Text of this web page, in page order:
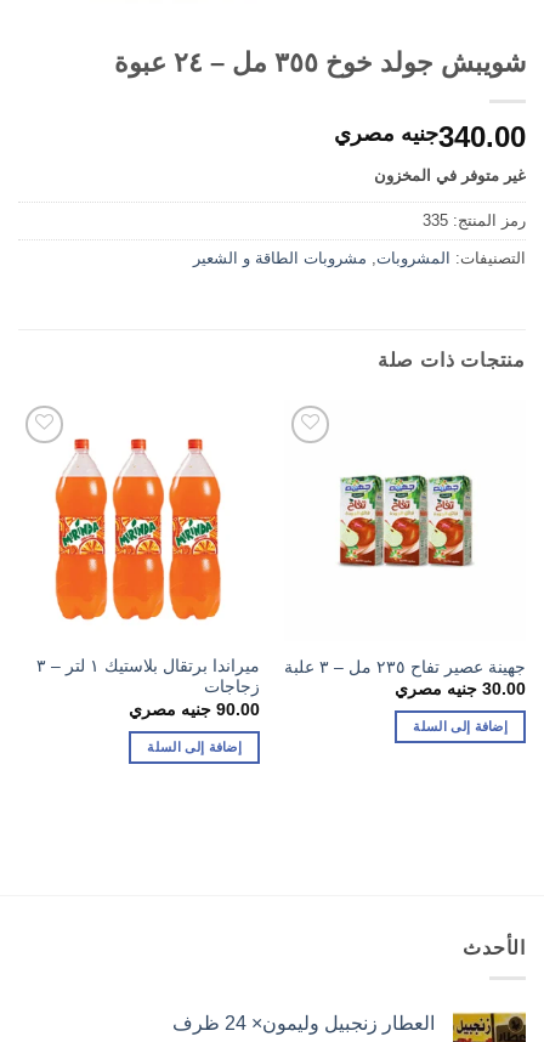
شويبش جولد خوخ ٣٥٥ مل – ٢٤ عبوة
340.00جنيه مصري
غير متوفر في المخزون
رمز المنتج: 335
التصنيفات: المشروبات مشروبات الطاقة و الشعير
منتجات ذات صلة
جهينة عصير تفاح ٢٣٥ مل – ٣ علبة
30.00جنيه مصري
إضافة إلى السلة
ميراندا برتقال بلاستيك ١ لتر – ٣
زجاجات
90.00جنيه مصري
إضافة إلى السلة
الأحدث
العطار زنجبيل وليمون× 24 ظرف